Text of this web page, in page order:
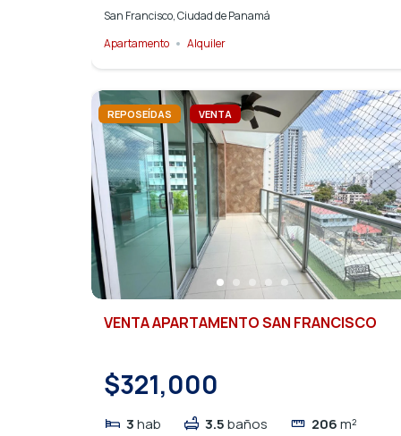
San Francisco, Ciudad de Panamá
Apartamento
Alquiler
REPOSEÍDAS VENTA
VENTA APARTAMENTO SAN FRANCISCO
$321,000
3 hab 3.5 baños 206 m²